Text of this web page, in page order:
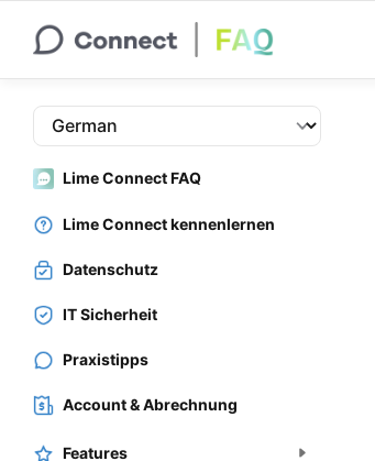
Lime Connect FAQ
Lime Connect kennenlernen
Datenschutz
IT Sicherheit
Praxistipps
Account & Abrechnung
Features